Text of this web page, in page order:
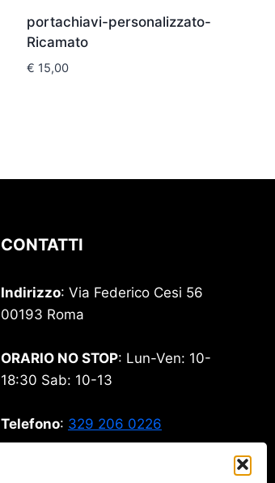
portachiavi-personalizzato-
Ricamato
€ 15,00
CONTATTI
Indirizzo: Via Federico Cesi 56
00193 Roma
ORARIO NO STOP: Lun-Ven: 10-
18:30 Sab: 10-13
Telefono: 329 206 0226